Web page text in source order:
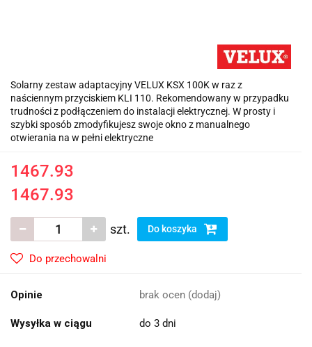
Solarny zestaw adaptacyjny VELUX KSX 100K w raz z
naściennym przyciskiem KLI 110. Rekomendowany w przypadku
trudności z podłączeniem do instalacji elektrycznej. W prosty i
szybki sposób zmodyfikujesz swoje okno z manualnego
otwierania na w pełni elektryczne
1467.93
1467.93
szt. Do koszyka
Do przechowalni
Opinie brak ocen (dodaj)
Wysyłka w ciągu do 3 dni